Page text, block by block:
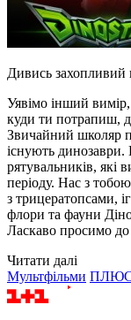
Дивись захопливий
Уявімо інший
куди ти потрапиш,
Звичайний школяр
існують динозаври.
рятувальників, які
періоду. Нас з
з трицератопсами,
флори та фауни
Ласкаво просимо
Читати далі
Мультфільми